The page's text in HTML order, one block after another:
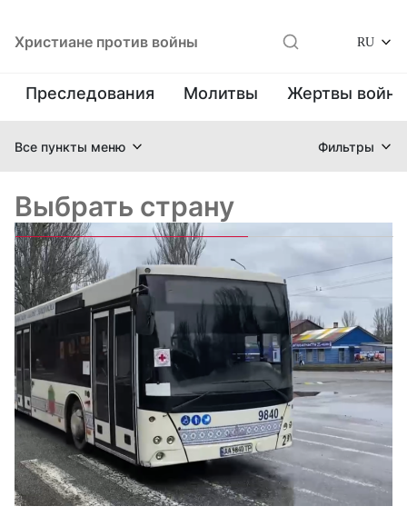
Христиане против войны RU
Преследования Молитвы Жертвы
Все пункты меню Фильтры
Выбрать страну